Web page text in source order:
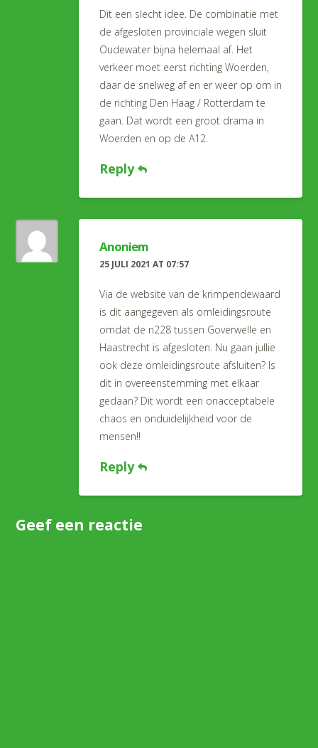
Dit een slecht idee. De combinatie met
de afgesloten provinciale wegen sluit
Oudewater bijna helemaal af. Het
verkeer moet eerst richting Woerden,
daar de snelweg af en er weer op om in
de richting Den Haag / Rotterdam te
gaan. Dat wordt een groot drama in
Woerden en op de A12.
Reply
Anoniem
25 JULI 2021 AT 07:57
Via de website van de krimpendewaard
is dit aangegeven als omleidingsroute
omdat de n228 tussen Goverwelle en
Haastrecht is afgesloten. Nu gaan jullie
ook deze omleidingsroute afsluiten? Is
dit in overeenstemming met elkaar
gedaan? Dit wordt een onacceptabele
chaos en onduidelijkheid voor de
mensen!!
Reply
Geef een reactie